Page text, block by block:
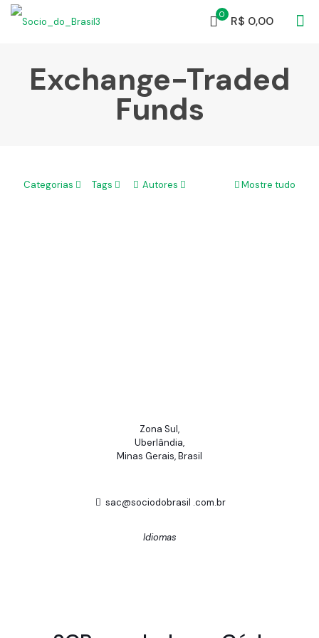
0 R$ 0,00
Exchange-Traded
Funds
Categorias Tags Autores Mostre tudo
Investir em Exchange-Traded Funds (ETFs)! É um
Zona Sul,
Uberlândia,
Minas Gerais, Brasil
sac@sociodobrasil .com.br
Idiomas